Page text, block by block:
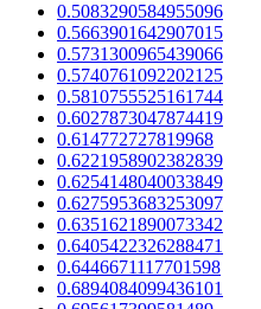
0.5083290584955096
0.5663901642907015
0.5731300965439066
0.5740761092202125
0.5810755525161744
0.6027873047874419
0.614772727819968
0.6221958902382839
0.6254148040033849
0.6275953683253097
0.6351621890073342
0.6405422326288471
0.6446671117701598
0.6894084099436101